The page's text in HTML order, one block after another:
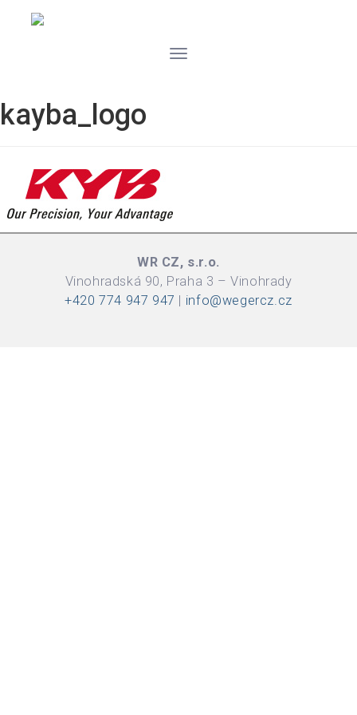
Toggle
kayba_logo
WR CZ, s.r.o.
Vinohradská 90, Praha 3 – Vinohrady
+420 774 947 947 | info@wegercz.cz